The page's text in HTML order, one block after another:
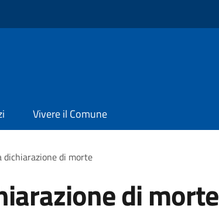
Vivere il Comune
dichiarazione di morte
di morte